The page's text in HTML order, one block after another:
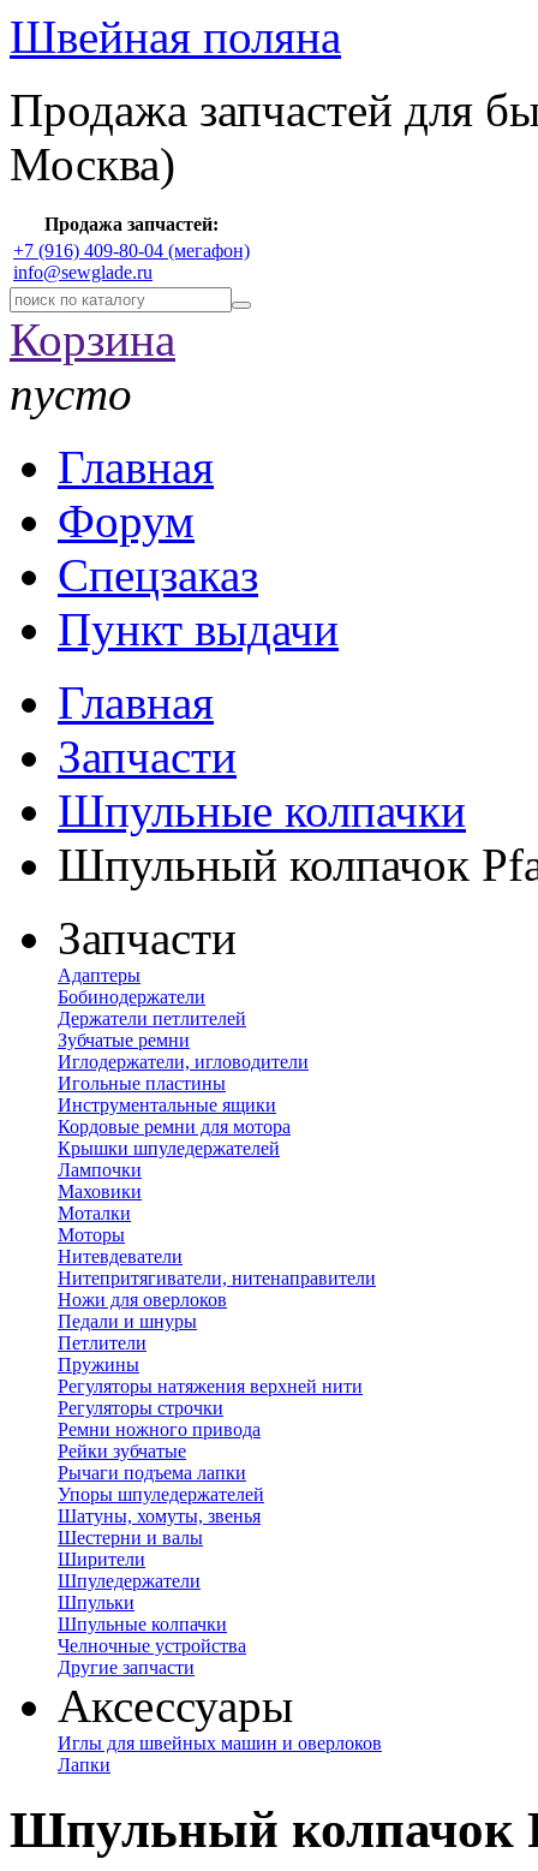
Швейная поляна
Продажа запчастей для
Москва)
Продажа запчастей:
+7 (916) 409-80-04 (мегафон)
info@sewglade.ru
Корзина
пусто
Главная
Форум
Спецзаказ
Пункт выдачи
Главная
Запчасти
Шпульные колпачки
Шпульный колпачок
Запчасти
Адаптеры
Бобинодержатели
Держатели петлителей
Зубчатые ремни
Иглодержатели, игловодители
Игольные пластины
Инструментальные ящики
Кордовые ремни для мотора
Крышки шпуледержателей
Лампочки
Маховики
Моталки
Моторы
Нитевдеватели
Нитепритягиватели, нитенаправители
Ножи для оверлоков
Педали и шнуры
Петлители
Пружины
Регуляторы натяжения верхней нити
Регуляторы строчки
Ремни ножного привода
Рейки зубчатые
Рычаги подъема лапки
Упоры шпуледержателей
Шатуны, хомуты, звенья
Шестерни и валы
Ширители
Шпуледержатели
Шпульки
Шпульные колпачки
Челночные устройства
Другие запчасти
Аксессуары
Иглы для швейных машин и оверлоков
Лапки
Шпульный колпачок